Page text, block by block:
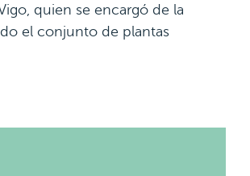
quien se encargó de la
el conjunto de plantas